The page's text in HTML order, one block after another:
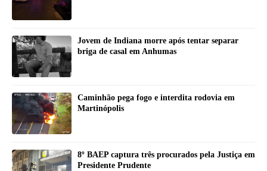
Jovem de Indiana morre após tentar separar
briga de casal em Anhumas
Caminhão pega fogo e interdita rodovia em
Martinópolis
8º BAEP captura três procurados pela Justiça em
Presidente Prudente